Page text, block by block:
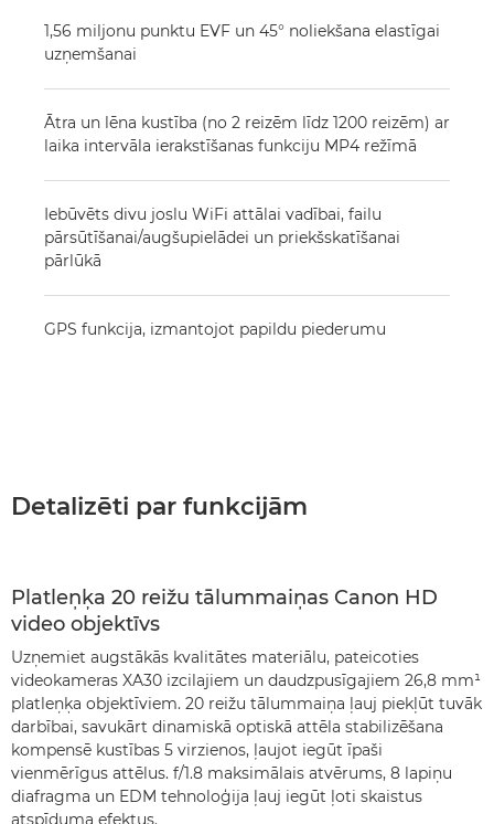
1,56 miljonu punktu EVF un 45° noliekšana elastīgai
uzņemšanai
Ātra un lēna kustība (no 2 reizēm līdz 1200 reizēm) ar
laika intervāla ierakstīšanas funkciju MP4 režīmā
Iebūvēts divu joslu WiFi attālai vadībai, failu
pārsūtīšanai/augšupielādei un priekšskatīšanai
pārlūkā
GPS funkcija, izmantojot papildu piederumu
Detalizēti par funkcijām
Platleņķa 20 reižu tālummaiņas Canon HD
video objektīvs
Uzņemiet augstākās kvalitātes materiālu, pateicoties
videokameras XA30 izcilajiem un daudzpusīgajiem 26,8 mm¹
platleņķa objektīviem. 20 reižu tālummaiņa ļauj piekļūt tuvāk
darbībai, savukārt dinamiskā optiskā attēla stabilizēšana
kompensē kustības 5 virzienos, ļaujot iegūt īpaši
vienmērīgus attēlus. f/1.8 maksimālais atvērums, 8 lapiņu
diafragma un EDM tehnoloģija ļauj iegūt ļoti skaistus
atspīduma efektus.